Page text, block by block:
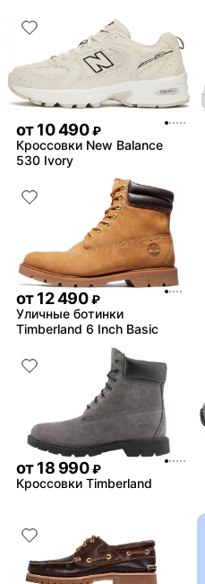
от10 490 ₽
Кроссовки New Balance
530 Ivory
от12 490 ₽
Уличные ботинки
Timberland 6 Inch Basic
от18 990 ₽
Кроссовки Timberland